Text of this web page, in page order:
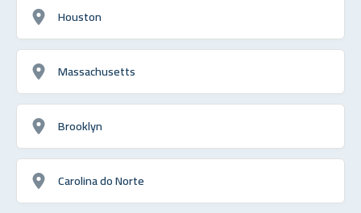
Houston
Massachusetts
Brooklyn
Carolina do Norte